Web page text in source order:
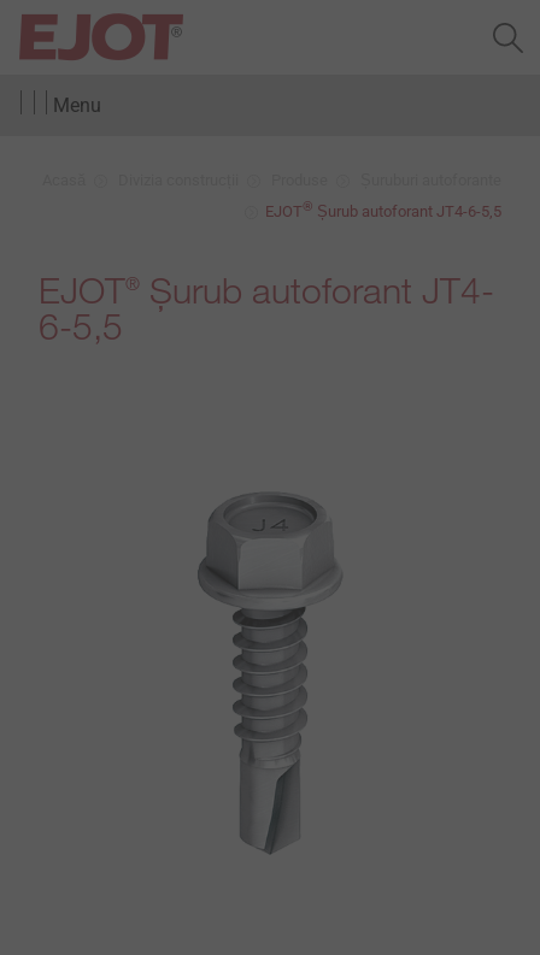
Menu
EJOT® Șurub autoforant JT4-6-5,5
EJOT® Șurub autoforant JT4-
6-5,5